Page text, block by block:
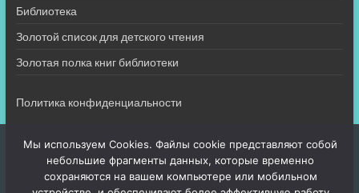
Библиотека
Золотой список для детского чтения
Золотая полка книг библиотеки
Политика конфиденциальности
Мы используем Cookies. Файлы cookie представляют собой
небольшие фрагменты данных, которые временно
сохраняются на вашем компьютере или мобильном